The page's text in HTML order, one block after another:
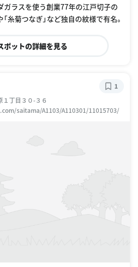
ガラスを使う創業77年の江戸切子の
「糸菊つなぎ」など独自の紋様で有名。
ポットの詳細を見る
丁目３０-３６
saitama/A1103/A110301/11015703/
1